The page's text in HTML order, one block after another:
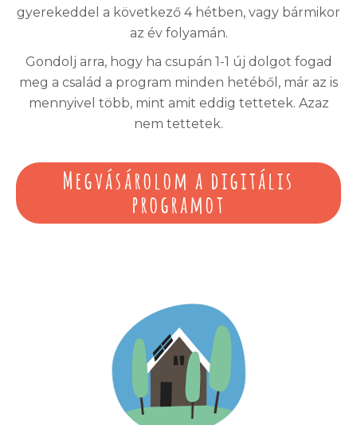
gyerekeddel a következő 4 hétben, vagy bármikor
az év folyamán.
Gondolj arra, hogy ha csupán 1-1 új dolgot fogad
meg a család a program minden hetéből, már az is
mennyivel több, mint amit eddig tettetek. Azaz
nem tettetek.
Megvásárolom a digitális
programot